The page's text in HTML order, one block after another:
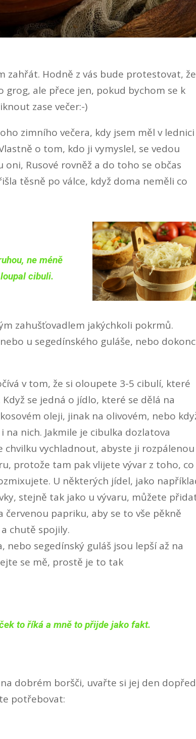
zahřát. Hodně z vás bude protestovat, že
ale přece jen, pokud bychom se k
zase večer:-)
zimního večera, kdy jsem měl v lednici
o tom, kdo ji vymyslel, se vedou
Rusové rovněž a do toho se občas
těsně po válce, když doma neměli co
ne méně
cibuli.
zahušťovadlem jakýchkoli pokrmů.
u segedínského guláše, nebo
v tom, že si oloupete 3-5 cibulí, které
se jedná o jídlo, které se dělá na
oleji, jinak na olivovém, nebo
nich. Jakmile je cibulka dozlatova
vychladnout, abyste ji rozpálenou
protože tam pak vlijete vývar z toho, co
U některých jídel, jako
stejně tak jako u vývaru, můžete
papriku, aby se to vše pěkně
chutě spojily.
nebo segedínský guláš jsou lepší až na
se mě, prostě je to tak
to říká a mně to přijde jako fakt.
dobrém boršči, uvařte si jej den
potřebovat: